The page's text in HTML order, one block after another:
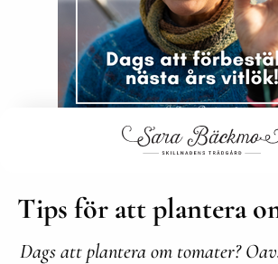
Tips för att plantera
Dags att plantera om tomater?